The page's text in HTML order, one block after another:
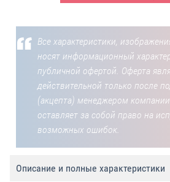
Все характеристики,
носят информационный
публичной офертой. Оферта
действительной только после
(акцепта) менеджером
оставляет за собой право на
возможных ошибок.
Описание и полные характеристики